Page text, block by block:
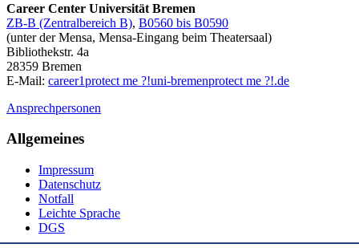
Career Center Universität Bremen
ZB-B (Zentralbereich B), B0560 bis B0590
(unter der Mensa, Mensa-Eingang beim Theatersaal)
Bibliothekstr. 4a
28359 Bremen
E-Mail: career1protect me ?!uni-bremenprotect me ?!.de
Ansprechpersonen
Allgemeines
Impressum
Datenschutz
Notfall
Leichte Sprache
DGS